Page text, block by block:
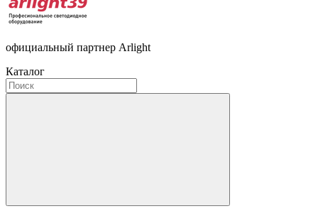
официальный партнер Arlight
Каталог